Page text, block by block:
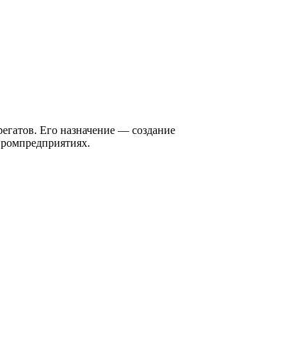
Его назначение — создание